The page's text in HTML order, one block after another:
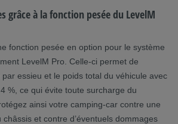
grâce à la fonction pesée du LevelM
fonction pesée en option pour le système
LevelM Pro. Celle-ci permet de
essieu et le poids total du véhicule avec
%, ce qui évite toute surcharge du
ainsi votre camping-car contre une
et contre d’éventuels dommages